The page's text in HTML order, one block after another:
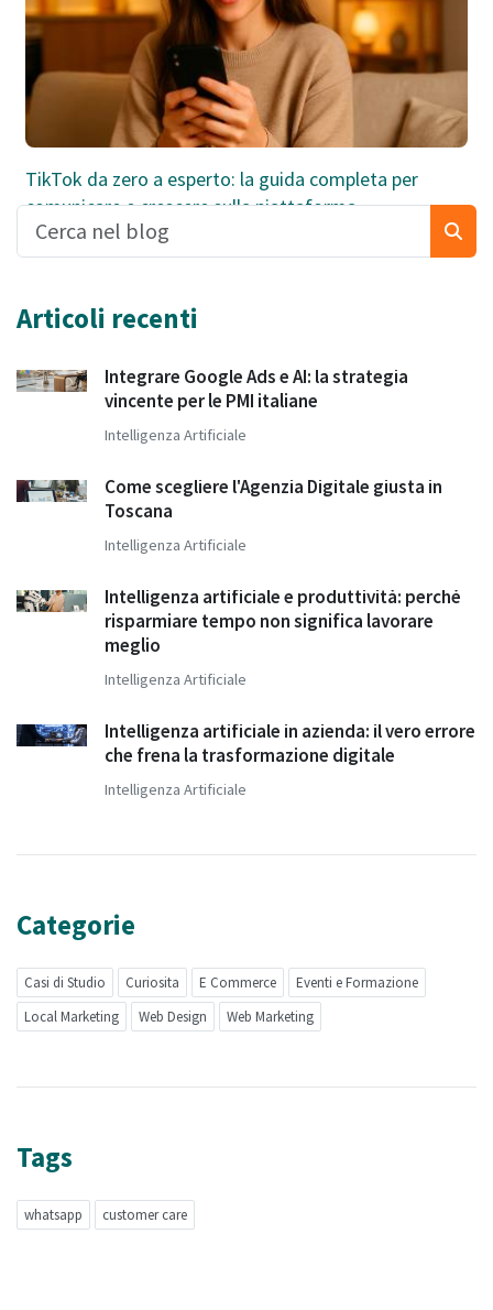
TikTok da zero a esperto: la guida completa per
comunicare e crescere sulla piattaforma
Articoli recenti
Integrare Google Ads e AI: la strategia
vincente per le PMI italiane
Intelligenza Artificiale
Come scegliere l'Agenzia Digitale giusta in
Toscana
Intelligenza Artificiale
Intelligenza artificiale e produttività: perché
risparmiare tempo non significa lavorare
meglio
Intelligenza Artificiale
Intelligenza artificiale in azienda: il vero errore
che frena la trasformazione digitale
Intelligenza Artificiale
Categorie
Casi di Studio Curiosita E Commerce
Eventi e Formazione
Local Marketing
Web Design Web Marketing
Tags
whatsapp customer care